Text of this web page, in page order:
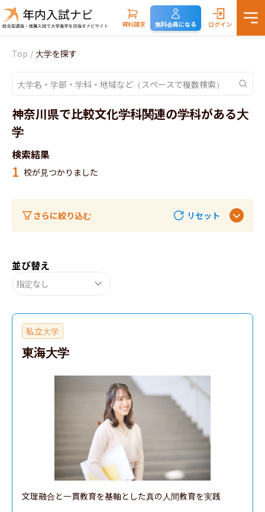
資料請求 無料会員になる ログイン
Top / 大学を探す
神奈川県で比較文化学科関連の学科がある大
学
検索結果
1 校が見つかりました
さらに絞り込む リセット
並び替え
指定なし
私立大学
東海大学
文理融合と一貫教育を基軸とした真の人間教育を実践